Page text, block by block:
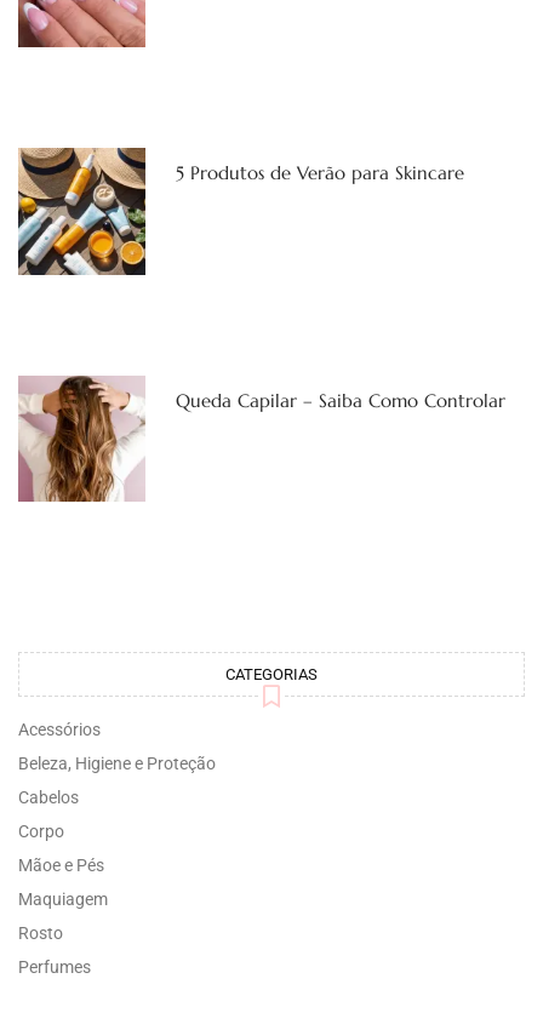
5 Produtos de Verão para Skincare
Queda Capilar – Saiba Como Controlar
CATEGORIAS
Acessórios
Beleza, Higiene e Proteção
Cabelos
Corpo
Mãoe e Pés
Maquiagem
Rosto
Perfumes